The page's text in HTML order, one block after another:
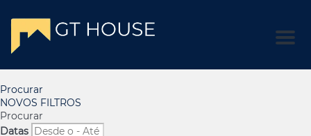
Menú
Procurar
NOVOS FILTROS
Procurar
Datas